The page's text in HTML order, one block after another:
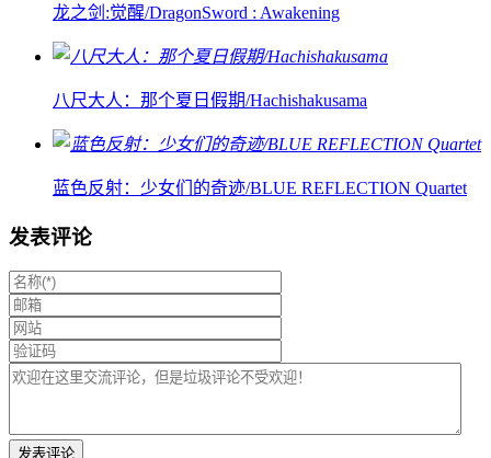
龙之剑:觉醒/DragonSword : Awakening
八尺大人：那个夏日假期/Hachishakusama
蓝色反射：少女们的奇迹/BLUE REFLECTION Quartet
发表评论